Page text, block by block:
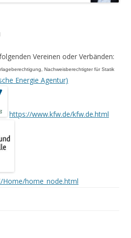
Vereinen oder Verbänden:
Nachweisberechtigter für Statik
Energie Agentur)
https://www.kfw.de/kfw.de.html
home_node.html